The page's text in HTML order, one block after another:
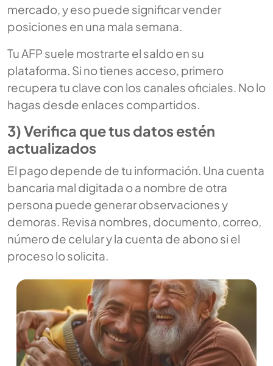
mercado, y eso puede significar vender
posiciones en una mala semana.
Tu AFP suele mostrarte el saldo en su
plataforma. Si no tienes acceso, primero
recupera tu clave con los canales oficiales. No lo
hagas desde enlaces compartidos.
3) Verifica que tus datos estén
actualizados
El pago depende de tu información. Una cuenta
bancaria mal digitada o a nombre de otra
persona puede generar observaciones y
demoras. Revisa nombres, documento, correo,
número de celular y la cuenta de abono si el
proceso lo solicita.